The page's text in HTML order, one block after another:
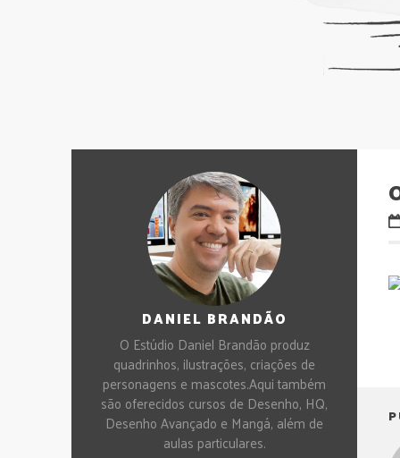
DANIEL BRANDÃO
O Estúdio Daniel Brandão produz
quadrinhos, ilustrações, criações de
personagens e mascotes.Aqui também
são oferecidos cursos de Desenho, HQ,
Desenho Avançado e Mangá, além de
aulas particulares.